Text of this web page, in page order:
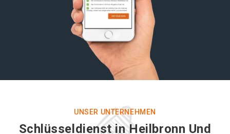
UNSER UNTERNEHMEN
Schlüsseldienst in Heilbronn Und